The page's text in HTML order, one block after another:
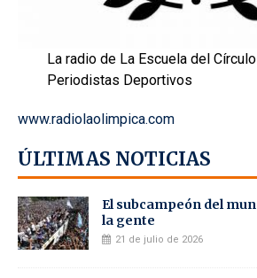
La radio de La Escuela del
Periodistas Deportivos
www.radiolaolimpica.com
ÚLTIMAS NOTICIAS
El subcampeón del
la gente
21 de julio de 2026